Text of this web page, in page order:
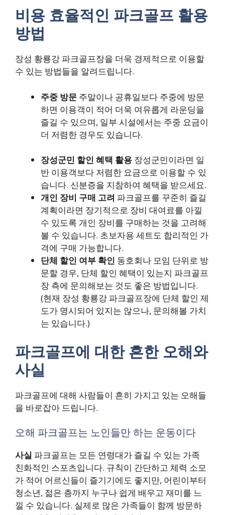
비용 효율적인 파크골프 활용
방법
장성 황룡강 파크골프장을 더욱 경제적으로 이용할
수 있는 방법들을 알려드립니다.
주중 방문 주말이나 공휴일보다 주중에 방문
하면 이용객이 적어 더욱 여유롭게 라운딩을
즐길 수 있으며, 일부 시설에서는 주중 요금이
더 저렴한 경우도 있습니다.
장성군민 할인 혜택 활용 장성군민이라면 일
반 이용객보다 저렴한 요금으로 이용할 수 있
습니다. 신분증을 지참하여 혜택을 받으세요.
개인 장비 구매 고려 파크골프를 꾸준히 즐길
계획이라면 장기적으로 장비 대여료를 아낄
수 있도록 개인 장비를 구매하는 것을 고려해
볼 수 있습니다. 초보자용 세트도 합리적인 가
격에 구매 가능합니다.
단체 할인 여부 확인 동호회나 모임 단위로 방
문할 경우, 단체 할인 혜택이 있는지 파크골프
장 측에 문의해보는 것도 좋은 방법입니다.
(현재 장성 황룡강 파크골프장에 단체 할인 제
도가 명시되어 있지는 않으나, 문의해볼 가치
는 있습니다.)
파크골프에 대한 흔한 오해와
사실
파크골프에 대해 사람들이 흔히 가지고 있는 오해들
을 바로잡아 드립니다.
오해 파크골프는 노인들만 하는 운동이다
사실 파크골프는 모든 연령대가 즐길 수 있는 가족
친화적인 스포츠입니다. 규칙이 간단하고 체력 소모
가 적어 어르신들이 즐기기에도 좋지만, 어린이부터
청소년, 젊은 층까지 누구나 쉽게 배우고 재미를 느
낄 수 있습니다. 실제로 많은 가족들이 함께 방문하